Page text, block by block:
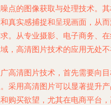
点的图像获取与处理技术。
真实感捕捉和呈现画面，从
。从专业摄影、电子商务、
，高清图片技术的应用无处不
高清图片技术，首先需要向
采用高清图片可以显著提升
购买欲望，尤其在电商平台